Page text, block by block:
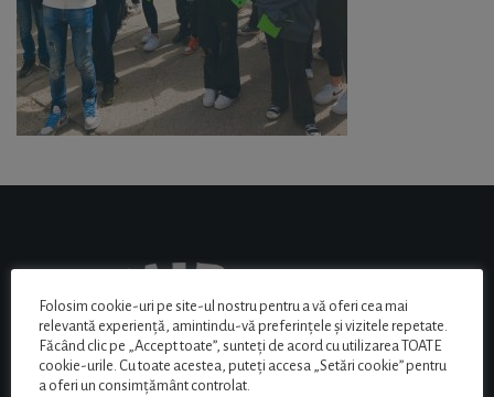
Folosim cookie-uri pe site-ul nostru pentru a vă oferi cea mai
relevantă experiență, amintindu-vă preferințele și vizitele repetate.
Făcând clic pe „Accept toate”, sunteți de acord cu utilizarea TOATE
cookie-urile. Cu toate acestea, puteți accesa „Setări cookie” pentru
a oferi un consimțământ controlat.